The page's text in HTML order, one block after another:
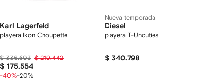
Karl Lagerfeld
playera Ikon Choupette
$ 336.603 $ 219.442
$ 175.554
-40%-20%
Nueva temporada
Diesel
playera T-Uncuties
$ 340.798